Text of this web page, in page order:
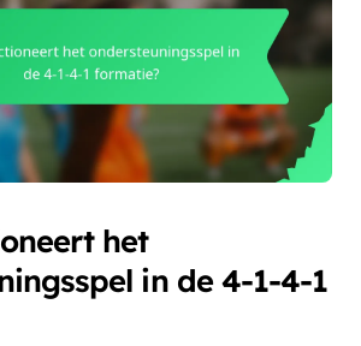
het
in de 4-1-4-1